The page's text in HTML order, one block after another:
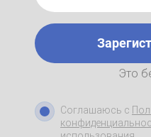
Это
Соглашаюсь с